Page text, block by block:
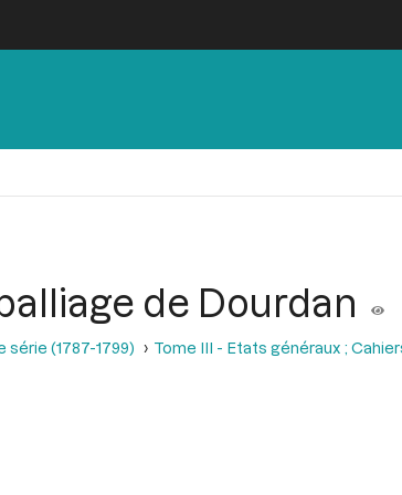
de Dourdan
série (1787-1799)
Tome III - Etats généraux ;